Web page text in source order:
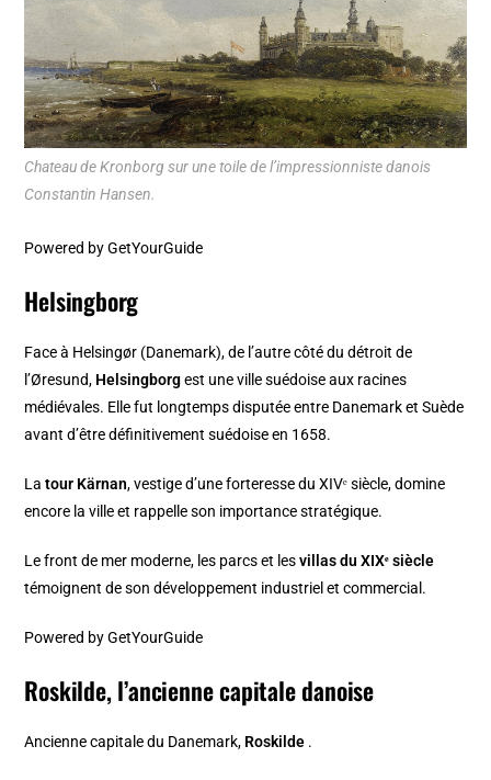
Chateau de Kronborg sur une toile de l’impressionniste danois
Constantin Hansen.
Powered byGetYourGuide
Helsingborg
Face à Helsingør (Danemark), de l’autre côté du détroit de
l’Øresund, Helsingborgest une ville suédoise aux racines
médiévales. Elle fut longtemps disputée entre Danemark et Suède
avant d’être définitivement suédoise en 1658.
Latour Kärnan, vestige d’une forteresse du XIVᵉ siècle, domine
encore la ville et rappelle son importance stratégique.
Le front de mer moderne, les parcs et lesvillas du XIXᵉ siècle
témoignent de son développement industriel et commercial.
Powered byGetYourGuide
Roskilde, l’ancienne capitale danoise
Ancienne capitale du Danemark, Roskilde .